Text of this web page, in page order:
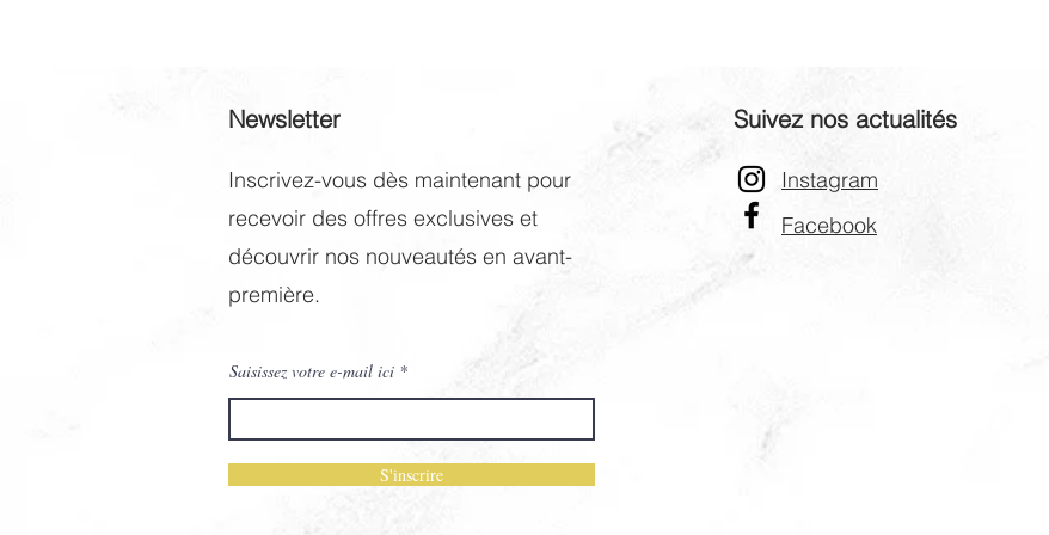
Newsletter
Inscrivez-vous dès maintenant pour
recevoir des offres exclusives et
découvrir nos nouveautés en avant-
première.
Saisissez votre e-mail ici
S'inscrire
Suivez nos actualités
Instagram
Facebook